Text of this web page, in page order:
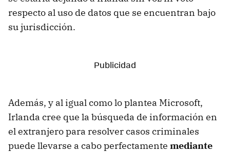
respecto al uso de datos que se encuentran bajo
su jurisdicción.
Además, y al igual como lo plantea Microsoft,
Irlanda cree que la búsqueda de información en
el extranjero para resolver casos criminales
puede llevarse a cabo perfectamente mediante